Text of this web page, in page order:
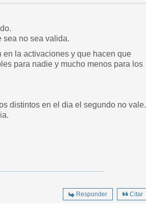
sea no sea valida.
la activaciones y que hacen que
para nadie y mucho menos para los
distintos en el dia el segundo no vale.
Responder Citar